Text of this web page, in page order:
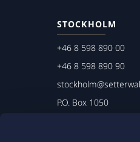
STOCKHOLM
+46 8 598 890 00
+46 8 598 890 90
P.O. Box 1050